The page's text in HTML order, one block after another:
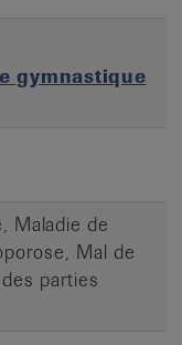
gymnastique
Maladie de
Mal de
parties